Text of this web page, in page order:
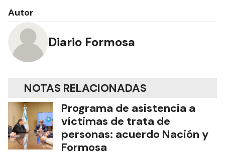
Autor
Diario Formosa
NOTAS RELACIONADAS
Programa de asistencia a
víctimas de trata de
personas: acuerdo Nación y
Formosa